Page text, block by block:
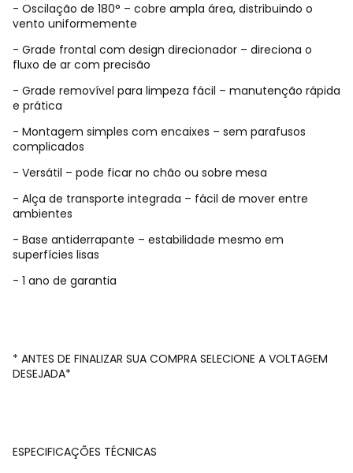
- Oscilação de 180° – cobre ampla área, distribuindo o
vento uniformemente
- Grade frontal com design direcionador – direciona o
fluxo de ar com precisão
- Grade removível para limpeza fácil – manutenção rápida
e prática
- Montagem simples com encaixes – sem parafusos
complicados
- Versátil – pode ficar no chão ou sobre mesa
- Alça de transporte integrada – fácil de mover entre
ambientes
- Base antiderrapante – estabilidade mesmo em
superfícies lisas
- 1 ano de garantia
* ANTES DE FINALIZAR SUA COMPRA SELECIONE A VOLTAGEM
DESEJADA*
ESPECIFICAÇÕES TÉCNICAS